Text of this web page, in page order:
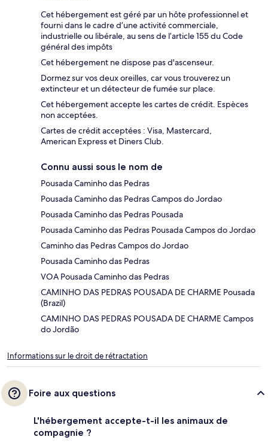
Cet hébergement est géré par un hôte professionnel et
fourni dans le cadre d’une activité commerciale,
industrielle ou libérale, au sens de l’article 155 du Code
général des impôts
Cet hébergement ne dispose pas d'ascenseur.
Dormez sur vos deux oreilles, car vous trouverez un
extincteur et un détecteur de fumée sur place.
Cet hébergement accepte les cartes de crédit. Espèces
non acceptées.
Cartes de crédit acceptées : Visa, Mastercard,
American Express et Diners Club.
Connu aussi sous le nom de
Pousada Caminho das Pedras
Pousada Caminho das Pedras Campos do Jordao
Pousada Caminho das Pedras Pousada
Pousada Caminho das Pedras Pousada Campos do Jordao
Caminho das Pedras Campos do Jordao
Pousada Caminho das Pedras
VOA Pousada Caminho das Pedras
CAMINHO DAS PEDRAS POUSADA DE CHARME Pousada
(Brazil)
CAMINHO DAS PEDRAS POUSADA DE CHARME Campos
do Jordão
Informations sur le droit de rétractation
Foire aux questions
L'hébergement accepte-t-il les animaux de
compagnie ?